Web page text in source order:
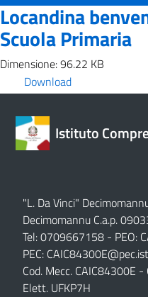
Locandina
Scuola Primaria
Dimensione: 96.22 KB
Download
Istituto
"L. Da Vinci"
Decimomannu C.a.p.
Tel: 0709667158 - PEO:
PEC:
Cod. Mecc. CAIC84300E
Elett. UFKP7H